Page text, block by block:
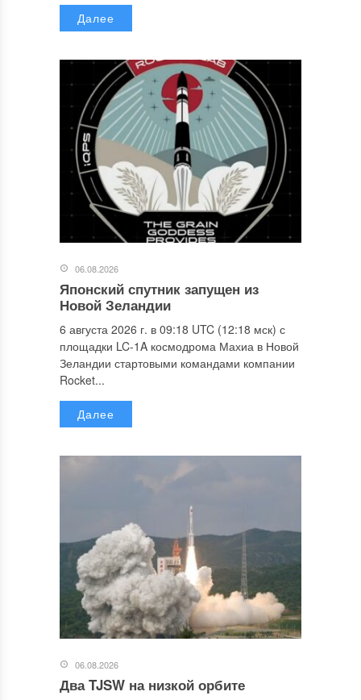
Далее
06.08.2026
Японский спутник запущен из
Новой Зеландии
6 августа 2026 г. в 09:18 UTC (12:18 мск) с
площадки LC-1A космодрома Махиа в Новой
Зеландии стартовыми командами компании
Rocket...
Далее
06.08.2026
Два TJSW на низкой орбите